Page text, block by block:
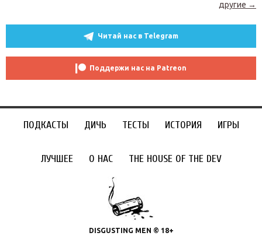
другие →
Читай нас в Telegram
Поддержи нас на Patreon
ПОДКАСТЫ ДИЧЬ ТЕСТЫ ИСТОРИЯ ИГРЫ
ЛУЧШЕЕ О НАС THE HOUSE OF THE DEV
DISGUSTING MEN © 18+